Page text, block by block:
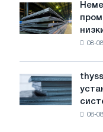
Немецкая
сталелитейная
промышленность
предупреждает:
воды
угрожает
безопасности
08-
thyssenkrupp
Rasselstein
устанавливает
08-